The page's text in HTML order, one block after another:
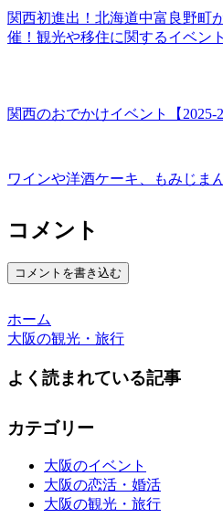
関西初進出！北海道中富良野町
催！観光や移住に関するイベン
関西のおでかけイベント【2025-
ワインや洋酒ケーキ、もみじま
コメント
コメントを書き込む
ホーム
大阪の観光・旅行
よく読まれている記事
カテゴリー
大阪のイベント
大阪の恋活・婚活
大阪の観光・旅行